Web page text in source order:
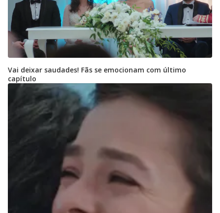
Vai deixar saudades! Fãs se emocionam com último
capítulo